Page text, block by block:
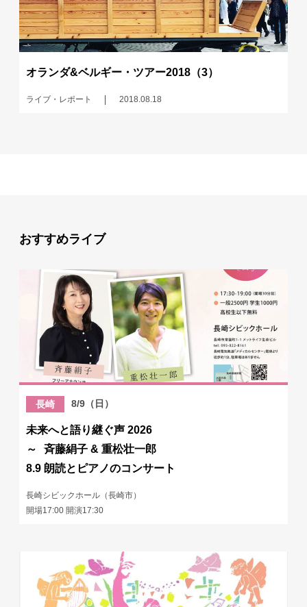
オランダ&ベルギー・ツアー2018（3）
ライブ・レポート 2018.08.18
おすすめライブ
長崎 8/9（日）
未来へと語り継ぐ声 2026
～ 斉藤絹子 & 重松壮一郎
8.9 朗読とピアノのコンサート
長崎シビックホール（長崎市）
開場17:00 開演17:30